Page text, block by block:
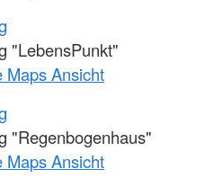
"LebensPunkt"
Maps Ansicht
"Regenbogenhaus"
Maps Ansicht